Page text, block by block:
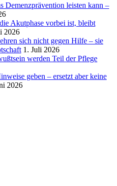
Demenzprävention leisten kann –
Akutphase vorbei ist, bleibt
2026
sich nicht gegen Hilfe – sie
1. Juli 2026
werden Teil der Pflege
geben – ersetzt aber keine
2026